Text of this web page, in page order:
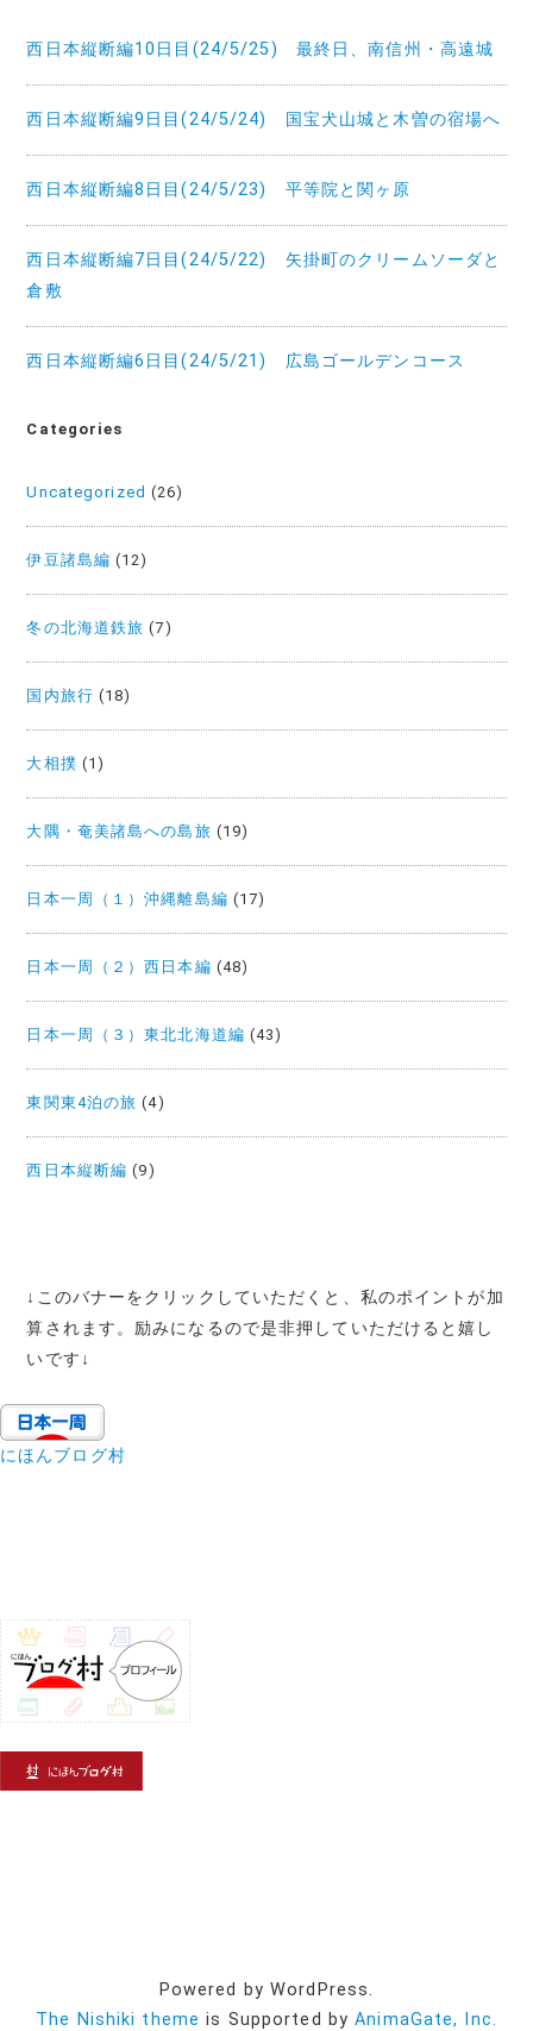
シ
ョ
ン
西日本縦断編10日目(24/5/25) 最終日、南信州・高遠城
西日本縦断編9日目(24/5/24) 国宝犬山城と木曽の宿場へ
西日本縦断編8日目(24/5/23) 平等院と関ヶ原
西日本縦断編7日目(24/5/22) 矢掛町のクリームソーダと
倉敷
西日本縦断編6日目(24/5/21) 広島ゴールデンコース
Categories
Uncategorized (26)
伊豆諸島編 (12)
冬の北海道鉄旅 (7)
国内旅行 (18)
大相撲 (1)
大隅・奄美諸島への島旅 (19)
日本一周（１）沖縄離島編 (17)
日本一周（２）西日本編 (48)
日本一周（３）東北北海道編 (43)
東関東4泊の旅 (4)
西日本縦断編 (9)
↓ このバナーをクリックしていただくと、私のポイントが加
算されます。励みになるので是非押していただけると嬉し
いです ↓
にほんブログ村
Powered by WordPress.
The Nishiki theme is Supported byAnimaGate, Inc.